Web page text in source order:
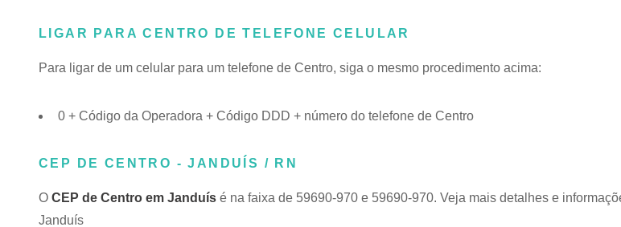
LIGAR PARA CENTRO DE TELEFONE CELULAR
Para ligar de um celular para um telefone de Centro, siga o mesmo procedimento acima:
0 + Código da Operadora + Código DDD + número do telefone de Centro
CEP DE CENTRO - JANDUÍS / RN
O CEP de Centro em Janduís é na faixa de 59690-970 e 59690-970. Veja mais detalhes e
Janduís